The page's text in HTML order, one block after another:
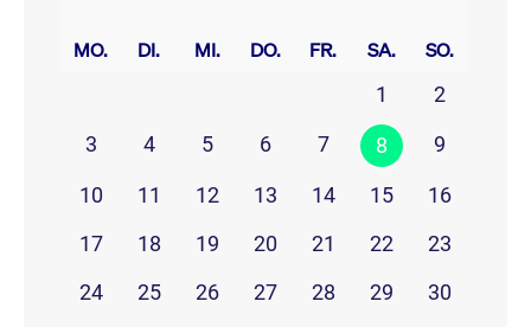
MO. DI. MI. DO. FR. SA. SO.
1
2
3
4 5 6 7 8 9
10 11 12 13 14 15
16
17
18 19 20 21 22
23
24
25 26 27 28 29
30